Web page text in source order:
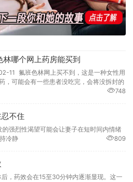
林哪个网上药房能买到
11 氟班色林网上买不到，这是一种女性用
，可能会有一些患者没吃完，会将没拆封的
748
不住
强烈性渴望可能会让妻子在短时间内情绪
冷静
809
，药效会在15至30分钟内逐渐显现。这一